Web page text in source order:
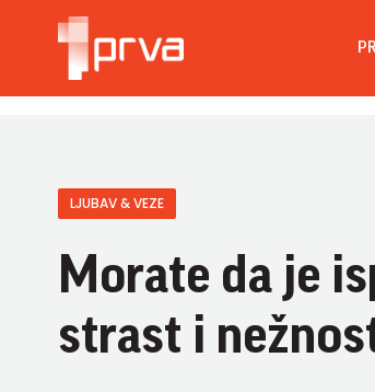
LJUBAV & VEZE
Morate da je
strast i